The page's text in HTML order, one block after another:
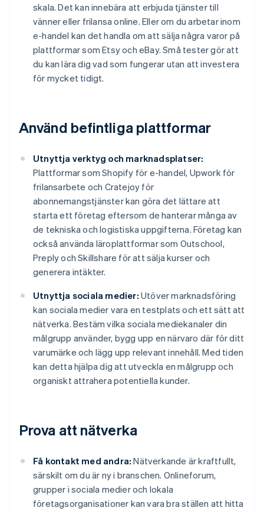
skala. Det kan innebära att erbjuda tjänster till
vänner eller frilansa online. Eller om du arbetar inom
e-handel kan det handla om att sälja några varor på
plattformar som Etsy och eBay. Små tester gör att
du kan lära dig vad som fungerar utan att investera
för mycket tidigt.
Använd befintliga plattformar
Utnyttja verktyg och marknadsplatser:
Plattformar som Shopify för e-handel, Upwork för
frilansarbete och Cratejoy för
abonnemangstjänster kan göra det lättare att
starta ett företag eftersom de hanterar många av
de tekniska och logistiska uppgifterna. Företag kan
också använda läroplattformar som Outschool,
Preply och Skillshare för att sälja kurser och
generera intäkter.
Utnyttja sociala medier: Utöver marknadsföring
kan sociala medier vara en testplats och ett sätt att
nätverka. Bestäm vilka sociala mediekanaler din
målgrupp använder, bygg upp en närvaro där för ditt
varumärke och lägg upp relevant innehåll. Med tiden
kan detta hjälpa dig att utveckla en målgrupp och
organiskt attrahera potentiella kunder.
Prova att nätverka
Få kontakt med andra: Nätverkande är kraftfullt,
särskilt om du är ny i branschen. Onlineforum,
grupper i sociala medier och lokala
företagsorganisationer kan vara bra ställen att hitta